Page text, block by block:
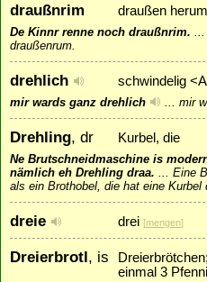
draußnrim draußen herum
De Kinnr renne noch draußnrim. ...
draußenrum.
drehlich schwindelig
mir wards ganz drehlich ... mir
Drehling, dr Kurbel, die
Ne Brutschneidmaschine is
nämlich eh Drehling draa. ... Eine
als ein Brothobel, die hat eine Kurbel
dreie drei [mengen]
Dreierbrotl, is
einmal 3